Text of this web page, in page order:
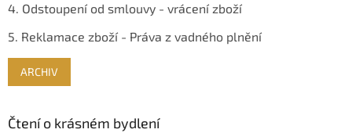
4. Odstoupení od smlouvy - vrácení zboží
5. Reklamace zboží - Práva z vadného plnění
ARCHIV
Čtení o krásném bydlení